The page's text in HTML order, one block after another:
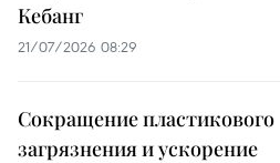
Кебанг
21/07/2026 08:29
Сокращение пластикового
загрязнения и ускорение